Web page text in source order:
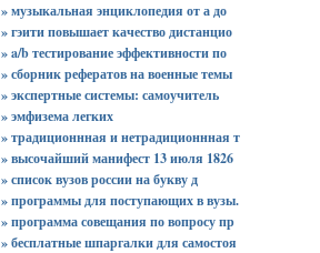
» музыкальная энциклопедия от а до
» гэити повышает качество дистанцио
» a/b тестирование эффективности по
» сборник рефератов на военные темы
» экспертные системы: самоучитель
» эмфизема легких
» традиционнная и нетрадиционнная т
» высочайший манифест 13 июля 1826
» список вузов россии на букву д
» программы для поступающих в вузы.
» программа совещания по вопросу пр
» бесплатные шпаргалки для самостоя